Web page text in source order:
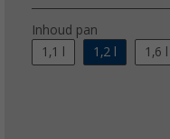
Inhoud pan
1,1 l
1,2 l 1,6 l